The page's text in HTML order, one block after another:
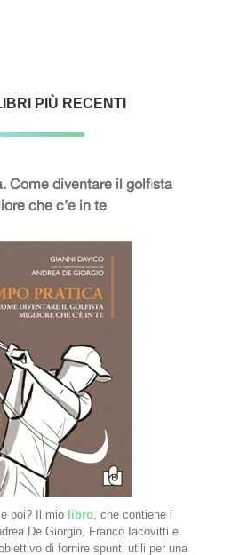
PIÙ RECENTI
Come diventare il golfista
che c’è in te
poi? Il mio libro , che contiene i
De Giorgio, Franco Iacovitti e
di fornire spunti utili per una